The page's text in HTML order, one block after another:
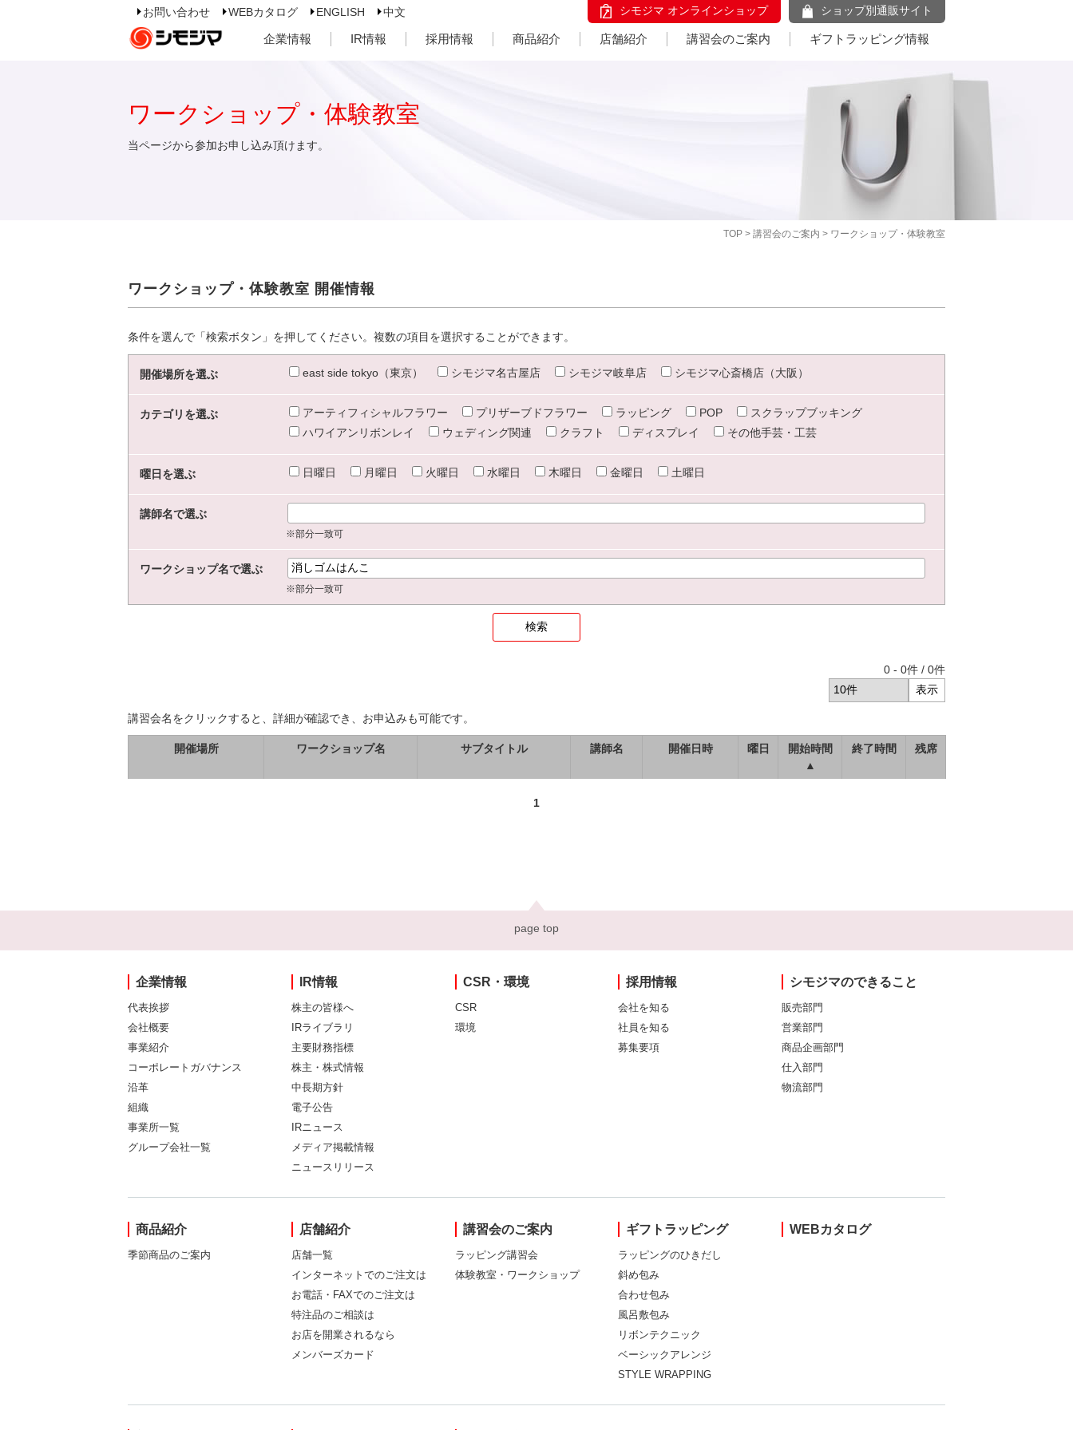
お問い合わせ WEBカタログ ENGLISH 中文 シモジマ オンラインショップ ショップ別通販サイト
企業情報 IR情報 採用情報 商品紹介 店舗紹介 講習会のご案内 ギフトラッピング情報
TOP > 講習会のご案内 > ワークショップ・体験教室
ワークショップ・体験教室
当ページから参加お申し込み頂けます。
ワークショップ・体験教室 開催情報
条件を選んで「検索ボタン」を押してください。複数の項目を選択することができます。
開催場所を選ぶ east side tokyo（東京） シモジマ名古屋店 シモジマ岐阜店 シモジマ心斎橋店（大阪）
カテゴリを選ぶ アーティフィシャルフラワー プリザーブドフラワー ラッピング POP
スクラップブッキング
ハワイアンリボンレイ
ウェディング関連 クラフト ディスプレイ その他手芸・工芸
曜日を選ぶ 日曜日 月曜日 火曜日 水曜日 木曜日 金曜日 土曜日
講師名で選ぶ
※部分一致可
ワークショップ名で選ぶ
※部分一致可
0 - 0件 / 0件
講習会名をクリックすると、詳細が確認でき、お申込みも可能です。
開催場所 ワークショップ名 サブタイトル 講師名 開催日時 曜日
開始時間
▲
終了時間 残席
1
page top
企業情報
代表挨拶
会社概要
事業紹介
コーポレートガバナンス
沿革
組織
事業所一覧
グループ会社一覧
IR情報
株主の皆様へ
IRライブラリ
主要財務指標
株主・株式情報
中長期方針
電子公告
IRニュース
メディア掲載情報
ニュースリリース
CSR・環境
CSR
環境
採用情報
会社を知る
社員を知る
募集要項
シモジマのできること
販売部門
営業部門
商品企画部門
仕入部門
物流部門
商品紹介
季節商品のご案内
店舗紹介
店舗一覧
インターネットでのご注文は
お電話・FAXでのご注文は
特注品のご相談は
お店を開業されるなら
メンバーズカード
講習会のご案内
ラッピング講習会
体験教室・ワークショップ
ギフトラッピング
ラッピングのひきだし
斜め包み
合わせ包み
風呂敷包み
リボンテクニック
ベーシックアレンジ
STYLE WRAPPING
WEBカタログ